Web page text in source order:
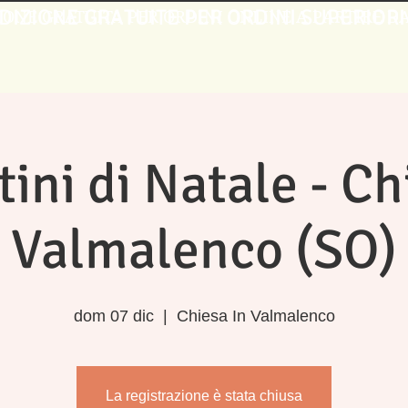
di Natale -
Valmalenco (SO)
dom 07 dic
  |
Chiesa In Valmalenco
La registrazione è stata chiusa